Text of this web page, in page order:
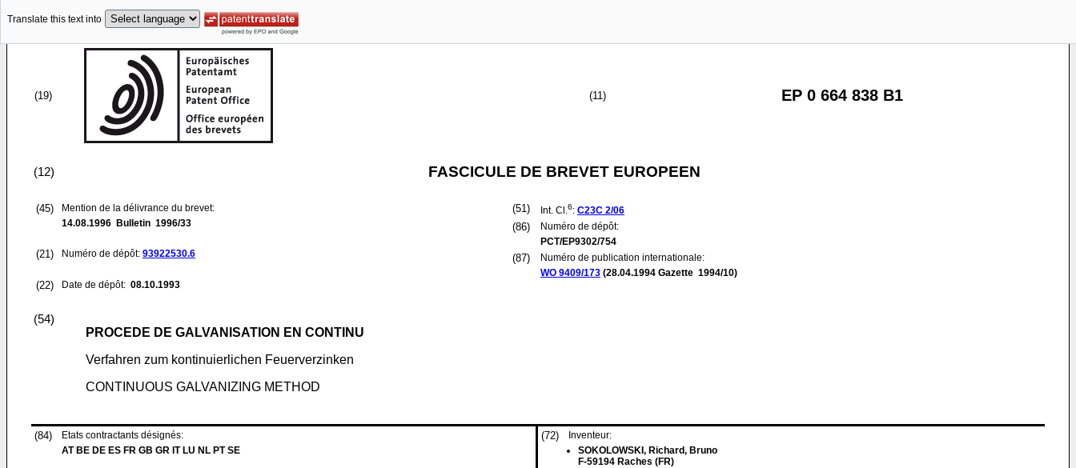
Translate this text into
(19) (11) EP 0 664 838 B1
(12) FASCICULE DE BREVET EUROPEEN
(45)
Mention de la délivrance du brevet:
14.08.1996 Bulletin 1996/33
(21) Numéro de dépôt: 93922530.6
(22) Date de dépôt: 08.10.1993
(51) Int. Cl.6: C23C 2/06
(86)
Numéro de dépôt:
PCT/EP9302/754
(87)
Numéro de publication internationale:
WO 9409/173 (28.04.1994 Gazette 1994/10)
(54)
PROCEDE DE GALVANISATION EN CONTINU
Verfahren zum kontinuierlichen Feuerverzinken
CONTINUOUS GALVANIZING METHOD
(84)
Etats contractants désignés:
AT BE DE ES FR GB GR IT LU NL PT SE
(72)
Inventeur:
SOKOLOWSKI, Richard, Bruno
F-59194 Raches (FR)